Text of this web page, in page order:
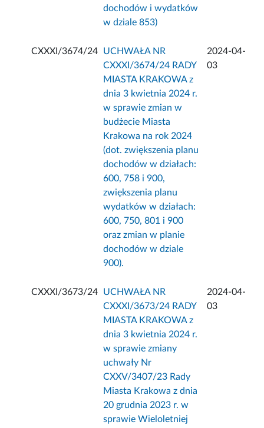
dochodów i wydatków
w dziale 853)
CXXXI/3674/24
UCHWAŁA NR
CXXXI/3674/24 RADY
MIASTA KRAKOWA z
dnia 3 kwietnia 2024 r.
w sprawie zmian w
budżecie Miasta
Krakowa na rok 2024
(dot. zwiększenia planu
dochodów w działach:
600, 758 i 900,
zwiększenia planu
wydatków w działach:
600, 750, 801 i 900
oraz zmian w planie
dochodów w dziale
900).
2024-04-
03
CXXXI/3673/24
UCHWAŁA NR
CXXXI/3673/24 RADY
MIASTA KRAKOWA z
dnia 3 kwietnia 2024 r.
w sprawie zmiany
uchwały Nr
CXXV/3407/23 Rady
Miasta Krakowa z dnia
20 grudnia 2023 r. w
sprawie Wieloletniej
2024-04-
03